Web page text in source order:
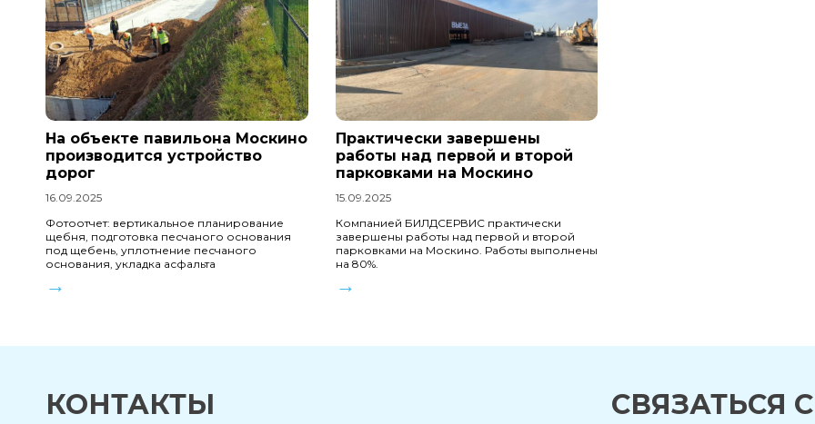
На объекте павильона Москино
производится устройство
дорог
16.09.2025
Фотоотчет: вертикальное планирование
щебня, подготовка песчаного основания
под щебень, уплотнение песчаного
основания, укладка асфальта
→
Практически завершены
работы над первой и второй
парковками на Москино
15.09.2025
Компанией БИЛДСЕРВИС практически
завершены работы над первой и второй
парковками на Москино. Работы выполнены
на 80%.
→
КОНТАКТЫ СВЯЗАТЬСЯ